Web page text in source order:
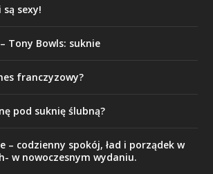
są sexy!
Tony Bowls: suknie
franczyzowy?
pod suknię ślubną?
– codzienny spokój, ład i porządek w
w nowoczesnym wydaniu.